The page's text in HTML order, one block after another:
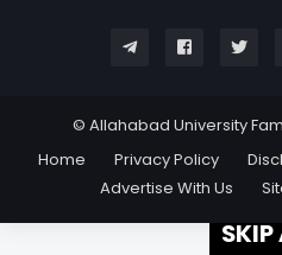
© Allahabad University
Home
Privacy Policy
Advertise With Us
SKIP